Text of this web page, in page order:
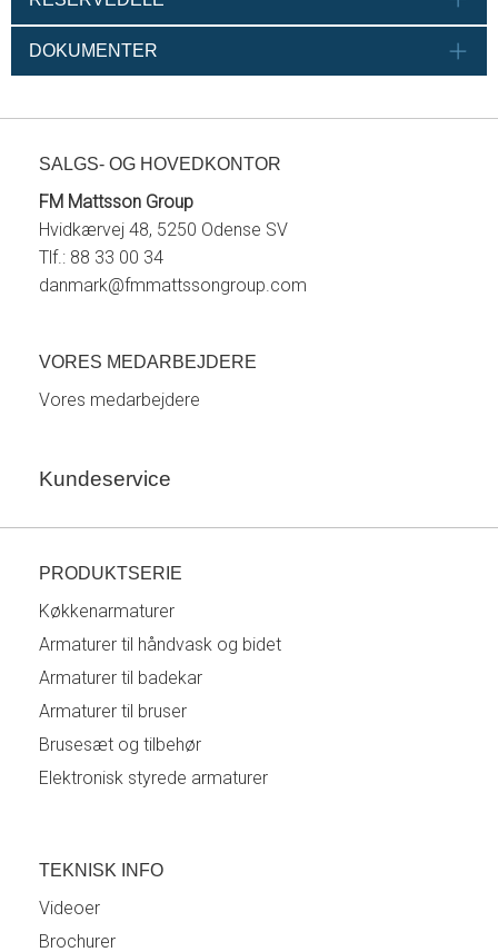
DOKUMENTER
SALGS- OG HOVEDKONTOR
FM Mattsson Group
Hvidkærvej 48, 5250 Odense SV
Tlf.: 88 33 00 34
danmark@fmmattssongroup.com
VORES MEDARBEJDERE
Vores medarbejdere
Kundeservice
PRODUKTSERIE
Køkkenarmaturer
Armaturer til håndvask og bidet
Armaturer til badekar
Armaturer til bruser
Brusesæt og tilbehør
Elektronisk styrede armaturer
TEKNISK INFO
Videoer
Brochurer